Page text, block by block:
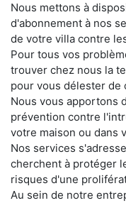
Nous mettons à
d'abonnement à nos
de votre villa contre
Pour tous vos
trouver chez nous la
pour vous délester de
Nous vous apportons
prévention contre
votre maison ou dans
Nos services
cherchent à protéger
risques d'une
Au sein de notre